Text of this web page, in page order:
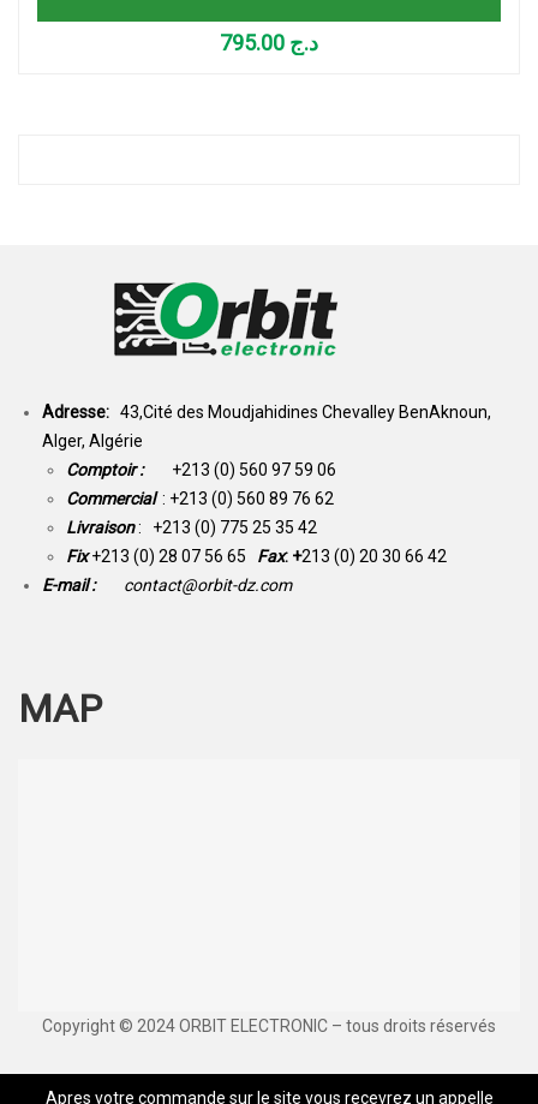
د.ج
Adresse: 43,Cité des Moudjahidines Chevalley BenAknoun,
Alger, Algérie
Comptoir : +213 (0) 560 97 59 06
Commercial : +213 (0) 560 89 76 62
Livraison: +213 (0) 775 25 35 42
Fix +213 (0) 28 07 56 65 Fax: +213 (0) 20 30 66 42
E-mail :
contact@orbit-dz.com
MAP
Copyright © 2024 ORBIT ELECTRONIC – tous droits réservés
Apres votre commande sur le site vous recevrez un appelle